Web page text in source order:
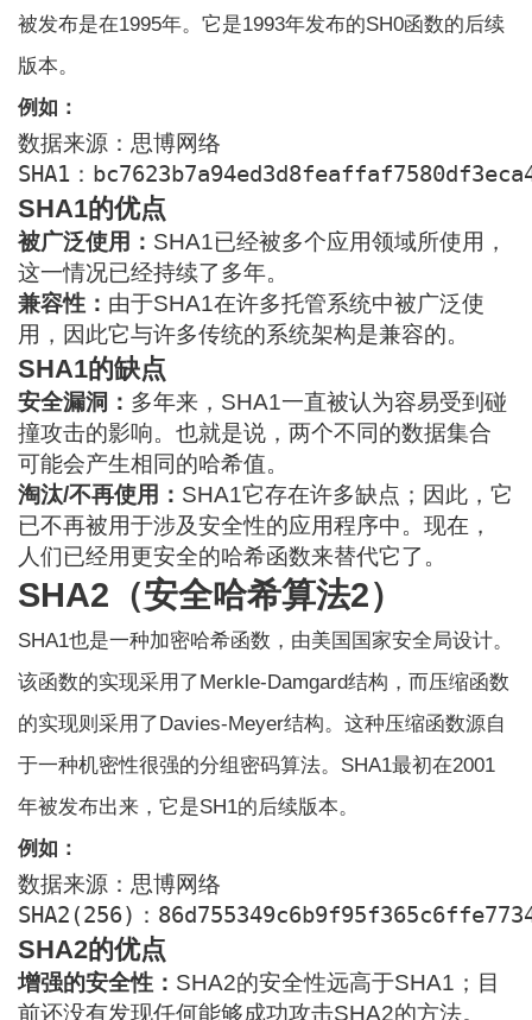
被发布是在1995年。它是1993年发布的SH0函数的后续
版本。
例如：
数据来源：思博网络
SHA1：
SHA1的优点
被广泛使用： SHA1已经被多个应用领域所使用，
这一情况已经持续了多年。
兼容性： 由于SHA1在许多托管系统中被广泛使
用，因此它与许多传统的系统架构是兼容的。
SHA1的缺点
安全漏洞： 多年来，SHA1一直被认为容易受到碰
撞攻击的影响。也就是说，两个不同的数据集合
可能会产生相同的哈希值。
淘汰/不再使用： SHA1它存在许多缺点；因此，它
已不再被用于涉及安全性的应用程序中。现在，
人们已经用更安全的哈希函数来替代它了。
SHA2（安全哈希算法2）
SHA1也是一种加密哈希函数，由美国国家安全局设计。
该函数的实现采用了Merkle-Damgard结构，而压缩函数
的实现则采用了Davies-Meyer结构。这种压缩函数源自
于一种机密性很强的分组密码算法。SHA1最初在2001
年被发布出来，它是SH1的后续版本。
例如：
数据来源：思博网络
SHA2(256)：
SHA2的优点
增强的安全性： SHA2的安全性远高于SHA1；目
前还没有发现任何能够成功攻击SHA2的方法。